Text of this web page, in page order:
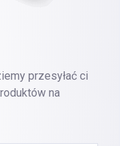
przesyłać ci
na